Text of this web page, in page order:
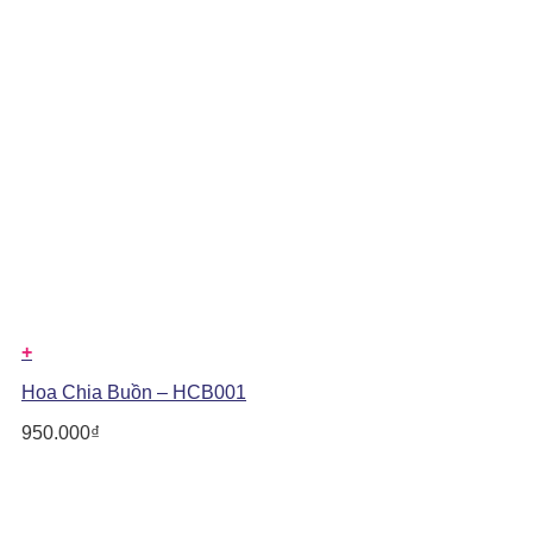
+
Hoa Chia Buồn – HCB001
950.000₫